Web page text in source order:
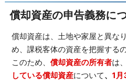
償却資産の申告義務に
償却資産は、土地や家屋と異な
め、課税客体の資産を把握する
このため、 償却資産の所有者は、
している償却資産について、 1月